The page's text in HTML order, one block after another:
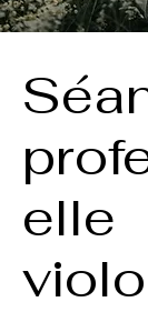
elle